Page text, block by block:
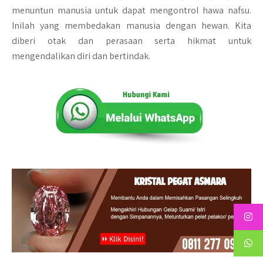
menuntun manusia untuk dapat mengontrol hawa nafsu.
Inilah yang membedakan manusia dengan hewan. Kita
diberi otak dan perasaan serta hikmat untuk
mengendalikan diri dan bertindak.